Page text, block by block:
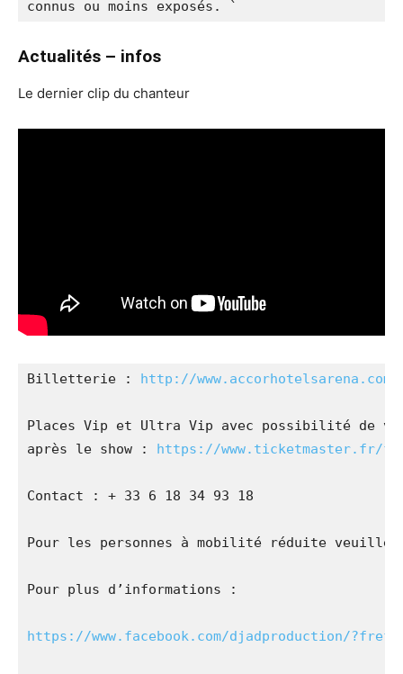
connus ou moins exposés. `
Actualités – infos
Le dernier clip du chanteur
Billetterie : http://
Places Vip et Ultra Vip avec possibilité de
après le show : https://www.ticketmaster.fr/
Contact : + 33 6 18 34 93 18
Pour les personnes à mobilité réduite
Pour plus d’informations :
https://www.facebook.com/djadproduction/